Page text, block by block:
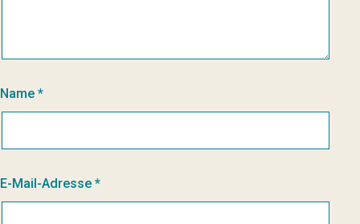
Name *
E-Mail-Adresse *